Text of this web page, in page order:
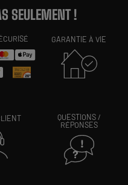
SEULEMENT !
GARANTIE À VIE
QUESTIONS /
RÉPONSES